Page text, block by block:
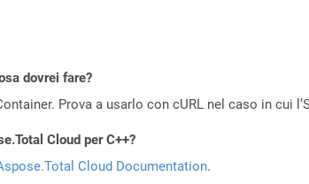
dovrei fare?
Prova a usarlo con cURL nel caso in cui
Cloud per C++?
Cloud Documentation.